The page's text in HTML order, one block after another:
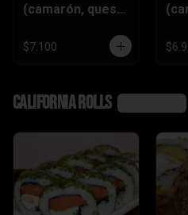
(camarón, queso
ciboulette)
$7.100
California rolls